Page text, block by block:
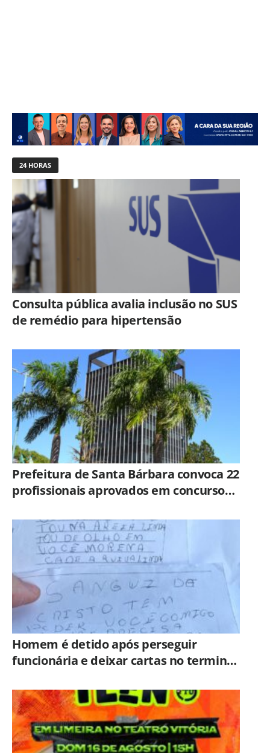
24 HORAS
Consulta pública avalia inclusão no SUS
de remédio para hipertensão
Prefeitura de Santa Bárbara convoca 22
profissionais aprovados em concurso
Homem é detido após perseguir
funcionária e deixar cartas no terminal